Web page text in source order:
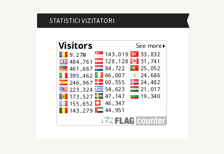
STATISTICI VIZITATORI